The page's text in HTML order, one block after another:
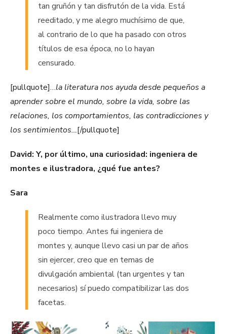
tan gruñón y tan disfrutón de la vida. Está
reeditado, y me alegro muchísimo de que,
al contrario de lo que ha pasado con otros
títulos de esa época, no lo hayan
censurado.
[pullquote]…la literatura nos ayuda desde pequeños a
aprender sobre el mundo, sobre la vida, sobre las
relaciones, los comportamientos, las contradicciones y
los sentimientos…[/pullquote]
David: Y, por último, una curiosidad: ingeniera de
montes e ilustradora, ¿qué fue antes?
Sara
Realmente como ilustradora llevo muy
poco tiempo. Antes fui ingeniera de
montes y, aunque llevo casi un par de años
sin ejercer, creo que en temas de
divulgación ambiental (tan urgentes y tan
necesarios) sí puedo compatibilizar las dos
facetas.